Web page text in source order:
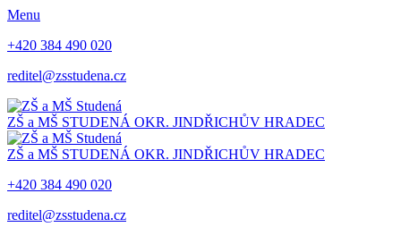
Menu
+420 384 490 020
reditel@zsstudena.cz
ZŠ a MŠ STUDENÁ OKR. JINDŘICHŮV HRADEC
ZŠ a MŠ STUDENÁ OKR. JINDŘICHŮV HRADEC
+420 384 490 020
reditel@zsstudena.cz